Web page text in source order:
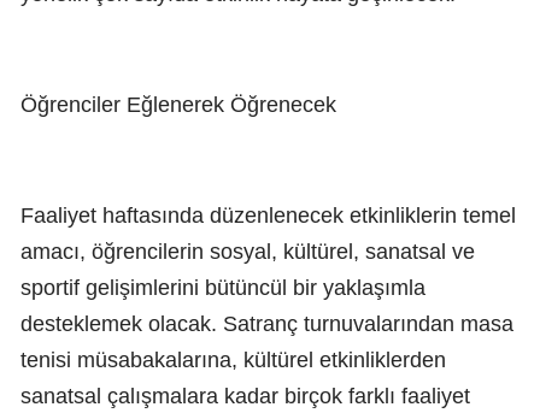
Öğrenciler Eğlenerek Öğrenecek
Faaliyet haftasında düzenlenecek etkinliklerin temel
amacı, öğrencilerin sosyal, kültürel, sanatsal ve
sportif gelişimlerini bütüncül bir yaklaşımla
desteklemek olacak. Satranç turnuvalarından masa
tenisi müsabakalarına, kültürel etkinliklerden
sanatsal çalışmalara kadar birçok farklı faaliyet